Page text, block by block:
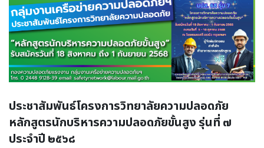
ประชาสัมพันธ์โครงการวิทยาลัยความปลอดภัย
หลักสูตรนักบริหารความปลอดภัยขั้นสูง รุ่นที่ ๗
ประจำปี ๒๕๖๘